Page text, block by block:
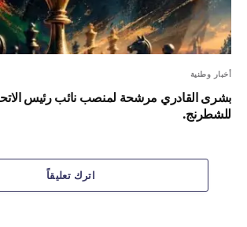
أخبار وطنية
بشرى القادري مرشحة لمنصب نائب رئيس
للشطرنج.
اترك تعليقاً